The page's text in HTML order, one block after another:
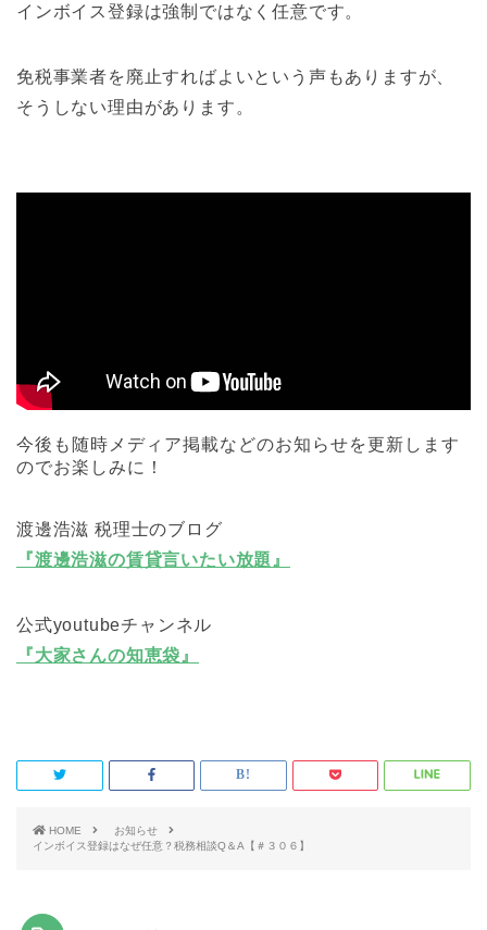
インボイス登録は強制ではなく任意です。
免税事業者を廃止すればよいという声もありますが、
そうしない理由があります。
今後も随時メディア掲載などのお知らせを更新します
のでお楽しみに！
渡邊浩滋 税理士のブログ
『渡邊浩滋の賃貸言いたい放題』
公式youtubeチャンネル
『大家さんの知恵袋』
HOME
お知らせ
インボイス登録はなぜ任意？税務相談Q＆A【＃３０６】